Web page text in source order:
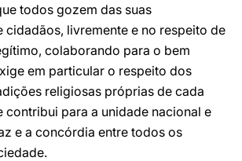
todos gozem das suas
cidadãos, livremente e no respeito de
colaborando para o bem
em particular o respeito dos
religiosas próprias de cada
contribui para a unidade nacional e
e a concórdia entre todos os